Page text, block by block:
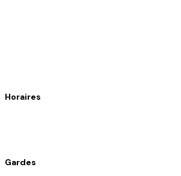
Horaires
Gardes